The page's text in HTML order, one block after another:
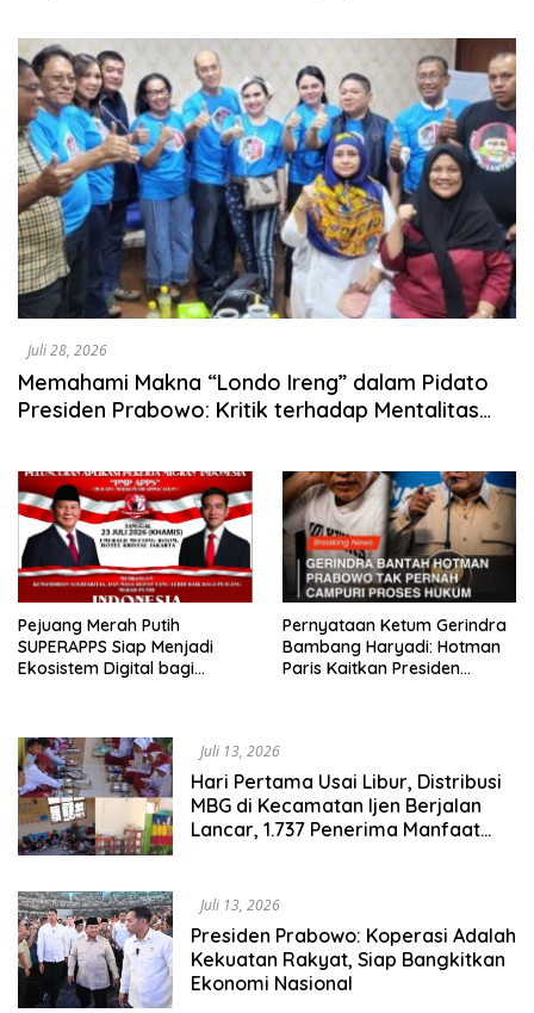
Juli 28, 2026
Memahami Makna “Londo Ireng” dalam Pidato
Presiden Prabowo: Kritik terhadap Mentalitas
Pejuang Merah Putih
SUPERAPPS Siap Menjadi
Ekosistem Digital bagi
Pernyataan Ketum Gerindra
Bambang Haryadi: Hotman
Paris Kaitkan Presiden
Juli 13, 2026
Hari Pertama Usai Libur, Distribusi
MBG di Kecamatan Ijen Berjalan
Lancar, 1.737 Penerima Manfaat
Juli 13, 2026
Presiden Prabowo: Koperasi Adalah
Kekuatan Rakyat, Siap Bangkitkan
Ekonomi Nasional